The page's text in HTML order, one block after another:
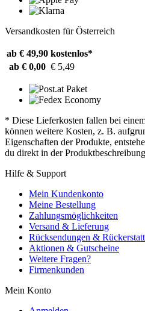
Versandkosten für Österreich
ab € 49,90 kostenlos*
ab € 0,00 € 5,49
* Diese Lieferkosten fallen bei
können weitere Kosten, z. B.
Eigenschaften der Produkte,
du direkt in der
Hilfe & Support
Mein Kundenkonto
Meine Bestellung
Zahlungsmöglichkeiten
Versand & Lieferung
Rücksendungen &
Aktionen & Gutscheine
Weitere Fragen?
Firmenkunden
Mein Konto